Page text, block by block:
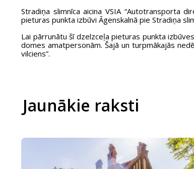
Stradiņa slimnīca aicina VSIA “Autotransporta
pieturas punkta izbūvi Āgenskalnā pie Stradiņa
Lai pārrunātu šī dzelzceļa pieturas punkta
domes amatpersonām. Šajā un turpmākajās
vilciens”.
Jaunākie raksti